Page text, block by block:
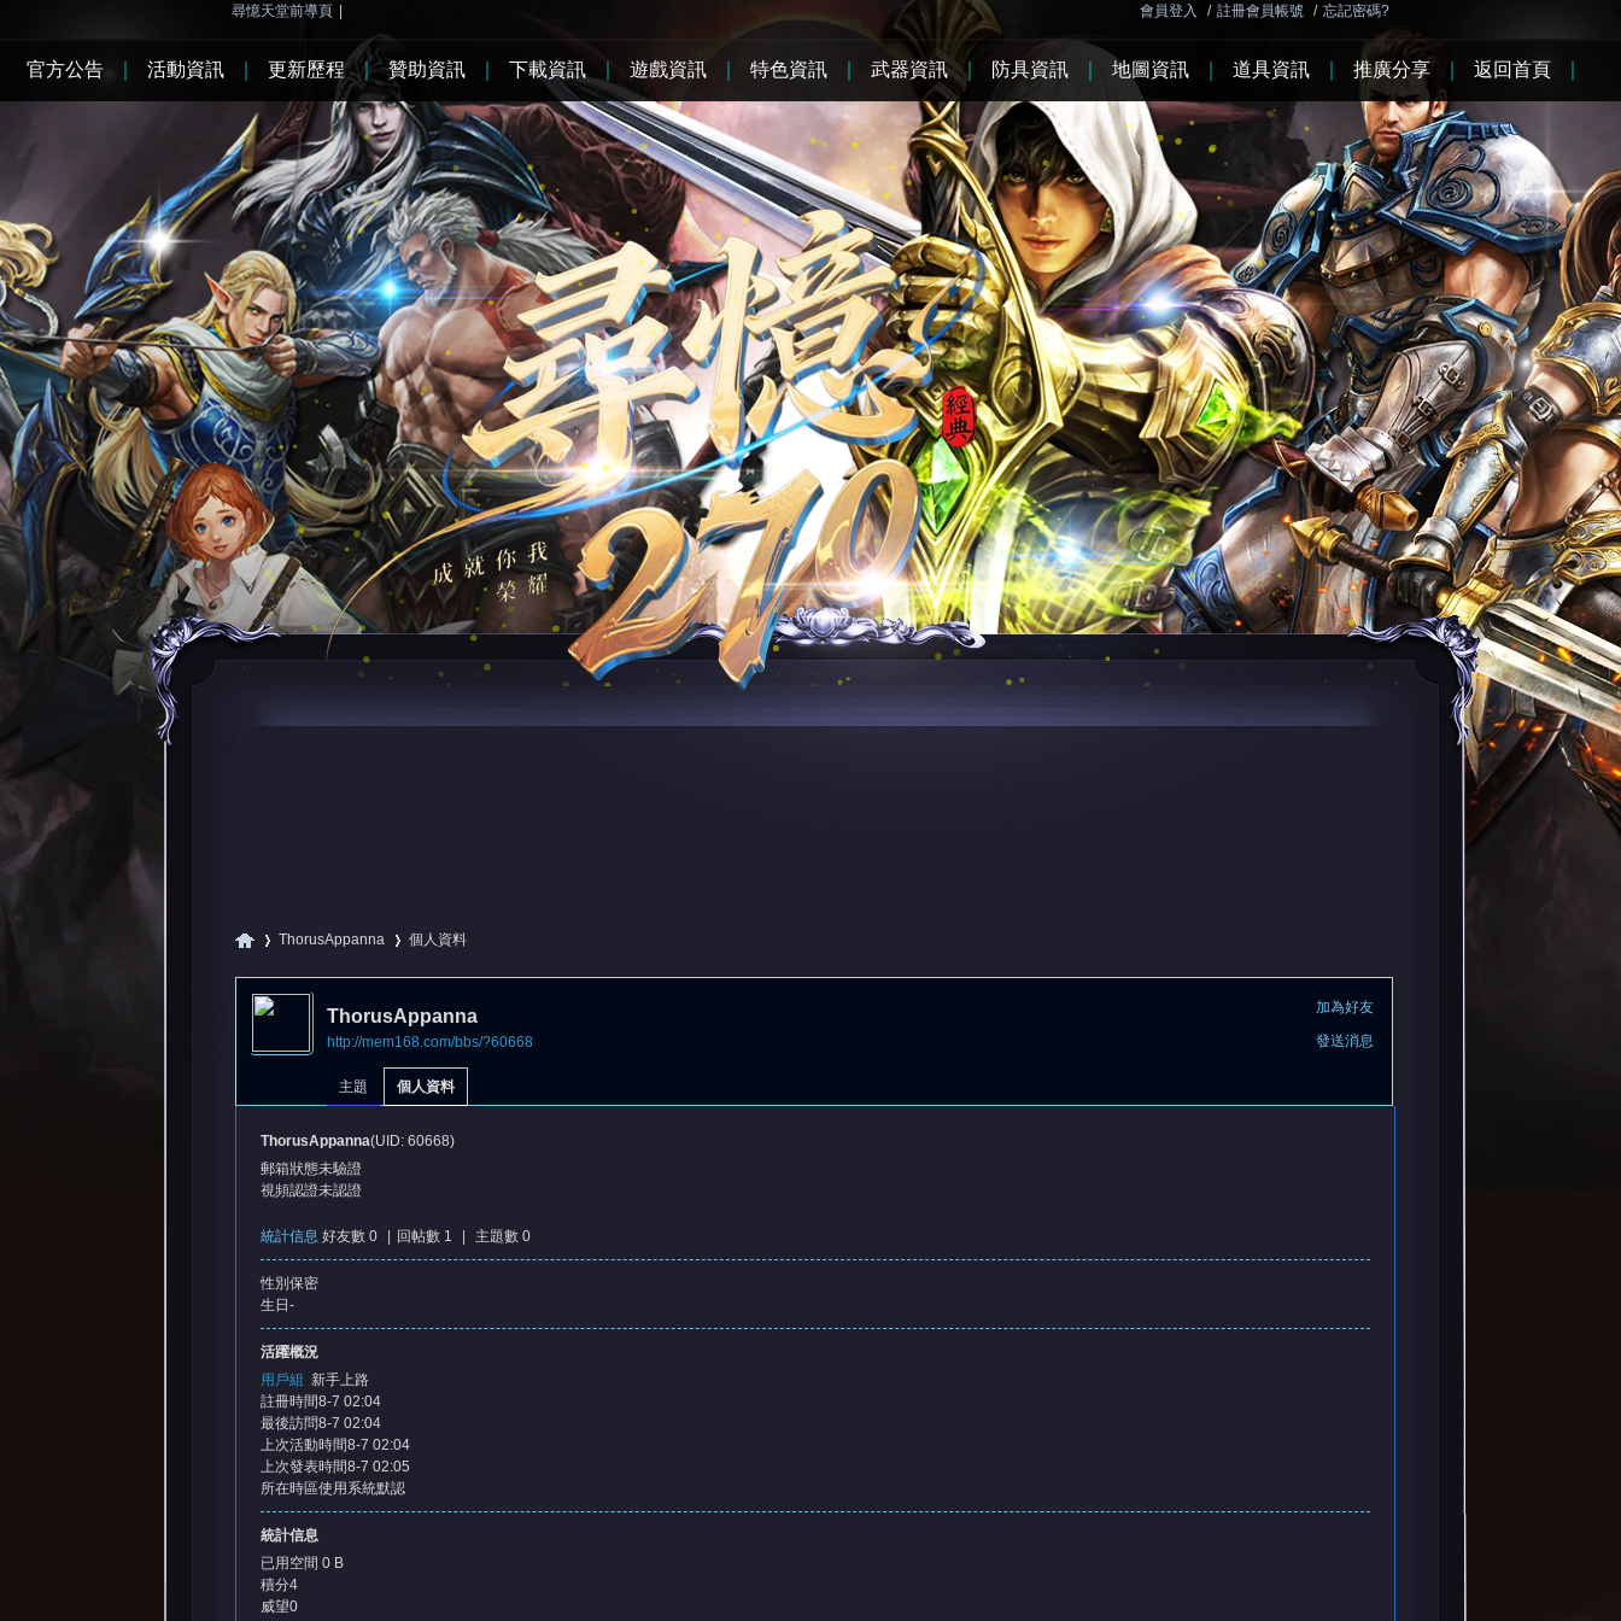
尋憶天堂前導頁 會員登入 / 註冊會員帳號 / 忘記密碼?
ThorusAppanna
›
個人資料
加為好友
發送消息
ThorusAppanna
http://mem168.com/bbs/?60668
主題 個人資料
ThorusAppanna(UID: 60668)
郵箱狀態未驗證
視頻認證未認證
統計信息 好友數 0 回帖數 1 主題數 0
性別 保密
生日 -
活躍概況
用戶組
新手上路
註冊時間8-7 02:04
最後訪問8-7 02:04
上次活動時間8-7 02:04
上次發表時間8-7 02:05
所在時區使用系統默認
統計信息
已用空間 0 B
積分4
威望0